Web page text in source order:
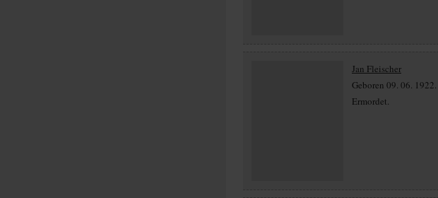
Jan Fleischer
Geboren 09. 06. 1922.
Ermordet.